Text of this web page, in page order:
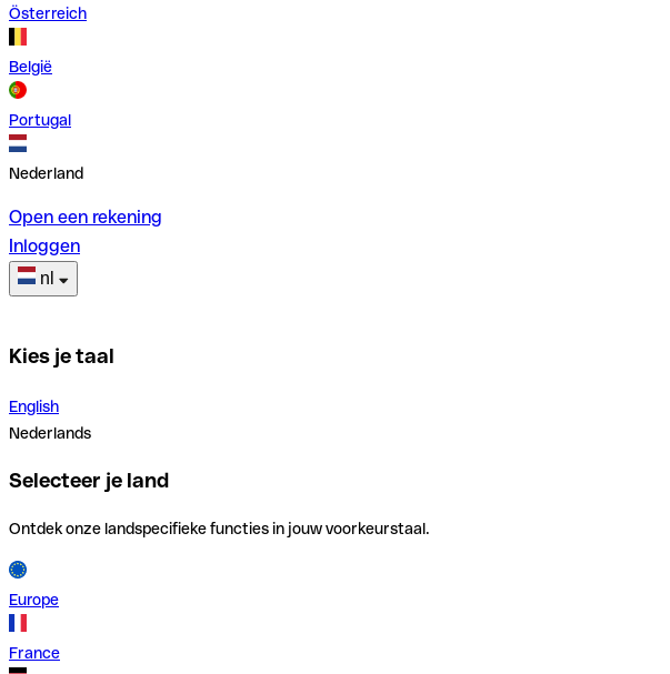
Österreich
België
Portugal
Nederland
Open een rekening
Inloggen
nl
Kies je taal
English
Nederlands
Selecteer je land
Ontdek onze landspecifieke functies in jouw voorkeurstaal.
Europe
France